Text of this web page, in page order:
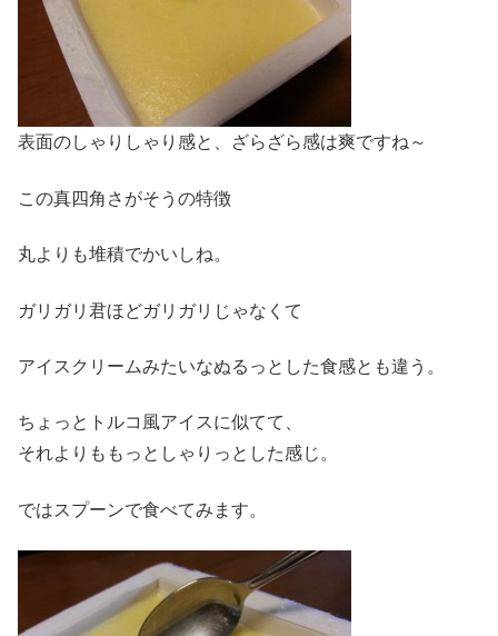
表面のしゃりしゃり感と、ざらざら感は爽ですね～
この真四角さがそうの特徴
丸よりも堆積でかいしね。
ガリガリ君ほどガリガリじゃなくて
アイスクリームみたいなぬるっとした食感とも違う。
ちょっとトルコ風アイスに似てて、
それよりももっとしゃりっとした感じ。
ではスプーンで食べてみます。